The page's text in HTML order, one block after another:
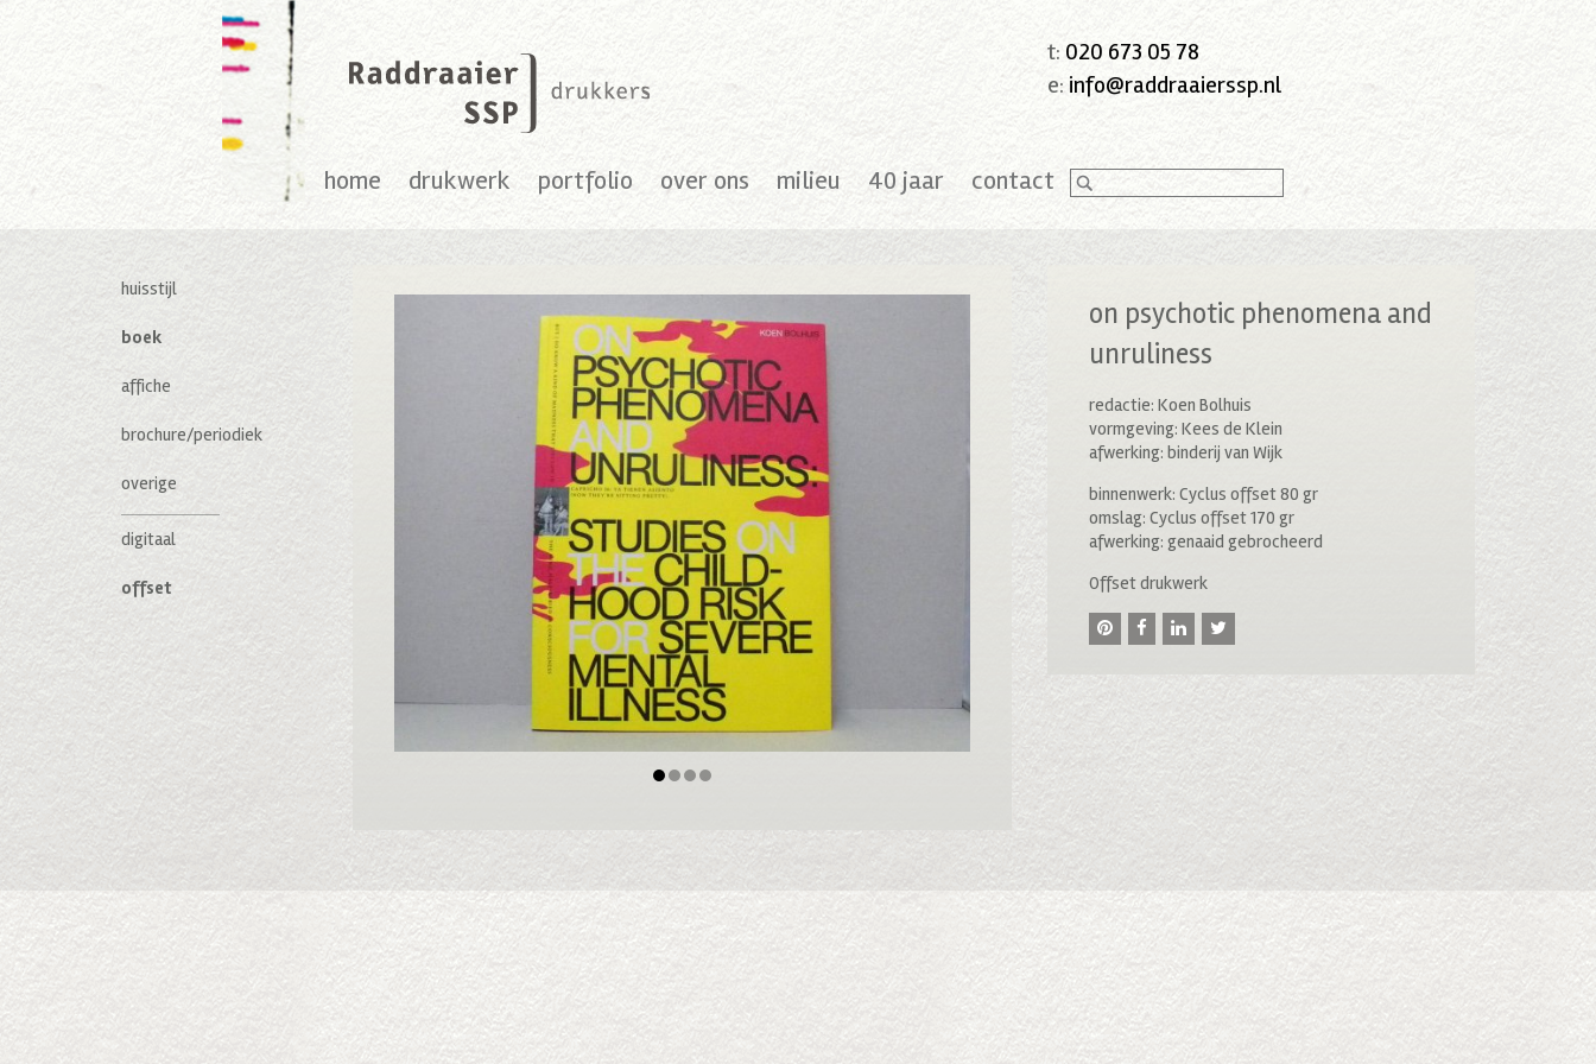
t: 020 673 05 78
e: info@raddraaierssp.nl
home drukwerk portfolio over ons milieu 40 jaar contact
huisstijl
boek
affiche
brochure/periodiek
overige
digitaal
offset
on psychotic phenomena and
unruliness
redactie: Koen Bolhuis
vormgeving: Kees de Klein
afwerking: binderij van Wijk
binnenwerk: Cyclus offset 80 gr
omslag: Cyclus offset 170 gr
afwerking: genaaid gebrocheerd
Offset drukwerk